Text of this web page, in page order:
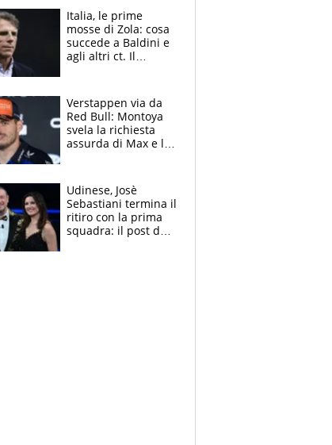
social
Italia, le prime
mosse di Zola: cosa
succede a Baldini e
agli altri ct. Il
azzurri
Verstappen via da
Red Bull: Montoya
svela la richiesta
assurda di Max e lo
McLaren siano
meglio?”
Udinese, Josè
Sebastiani termina il
ritiro con la prima
squadra: il post del